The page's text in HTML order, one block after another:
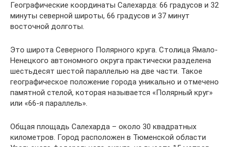
Географические координаты Салехарда: 66 градусов и 32
минуты северной широты, 66 градусов и 37 минут
восточной долготы.
Это широта Северного Полярного круга. Столица Ямало-
Ненецкого автономного округа практически разделена
шестьдесят шестой параллелью на две части. Такое
географическое положение города уникально и отмечено
памятной стелой, которая называется «Полярный круг»
или «66-я параллель».
Общая площадь Салехарда – около 30 квадратных
километров. Город расположен в Тюменской области